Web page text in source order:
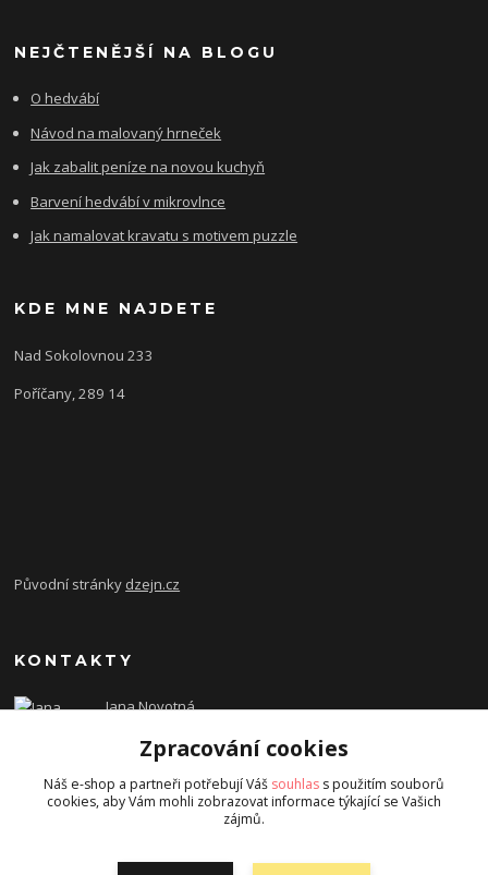
NEJČTENĚJŠÍ NA BLOGU
O hedvábí
Návod na malovaný hrneček
Jak zabalit peníze na novou kuchyň
Barvení hedvábí v mikrovlnce
Jak namalovat kravatu s motivem puzzle
KDE MNE NAJDETE
Nad Sokolovnou 233
Poříčany, 289 14
Původní stránky dzejn.cz
KONTAKTY
Jana Novotná
dzejn.n@email.cz
Zpracování cookies
Náš e-shop a partneři potřebují Váš souhlas s použitím souborů
cookies, aby Vám mohli zobrazovat informace týkající se Vašich
zájmů.